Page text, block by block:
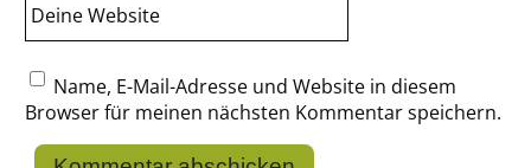
Deine Website
Name, E-Mail-Adresse und Website in diesem
Browser für meinen nächsten Kommentar speichern.